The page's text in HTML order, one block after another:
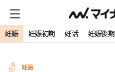
妊娠 妊娠初期 妊活 妊娠後期
妊娠